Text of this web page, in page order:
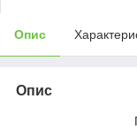
Опис
Опис